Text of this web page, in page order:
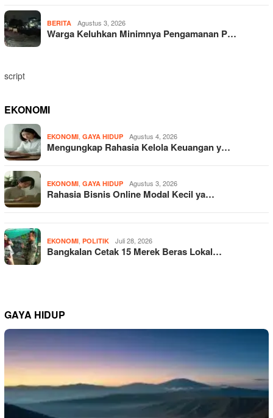
BERITA Agustus 3, 2026
Warga Keluhkan Minimnya Pengamanan P…
script
EKONOMI
EKONOMI GAYA HIDUP Agustus 4, 2026
Mengungkap Rahasia Kelola Keuangan y…
EKONOMI GAYA HIDUP Agustus 3, 2026
Rahasia Bisnis Online Modal Kecil ya…
EKONOMI POLITIK Juli 28, 2026
Bangkalan Cetak 15 Merek Beras Lokal…
GAYA HIDUP